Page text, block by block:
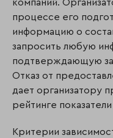
компаний.
процессе его
информацию о
запросить любую
подтверждающую
Отказ от
дает организатору
рейтинге
Критерии